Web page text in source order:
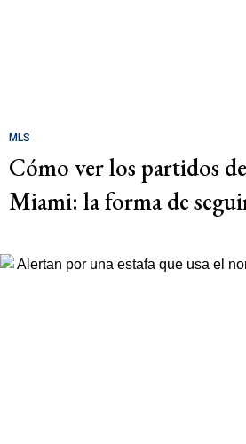
MLS
Cómo ver los partidos
Miami: la forma de